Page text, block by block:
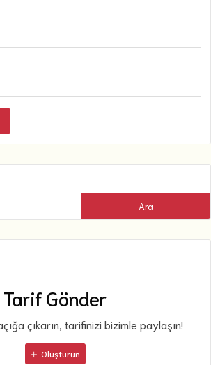
Tarif Gönder
açığa çıkarın, tarifinizi bizimle paylaşın!
Oluşturun